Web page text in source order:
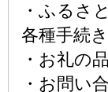
・ふるさ
各種手続
・お礼の
・お問い